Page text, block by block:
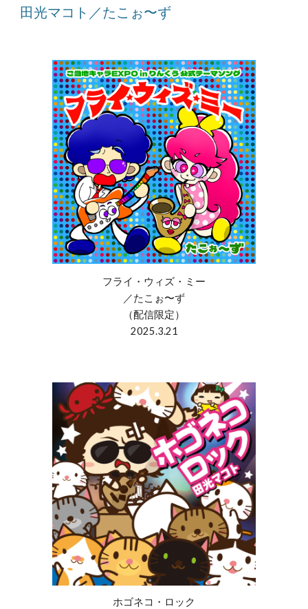
田光マコト／たこぉ〜ず
フライ・ウィズ・ミー
／たこぉ〜ず
（配信限定）
2025.3.21
ホゴネコ・ロック